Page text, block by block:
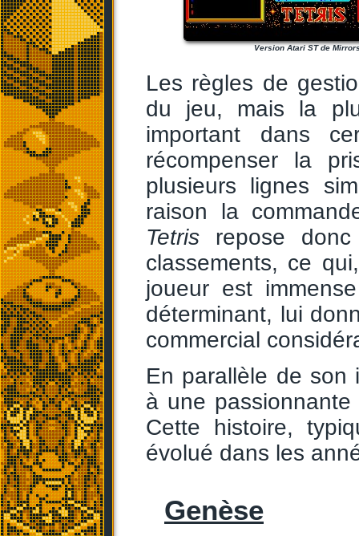
Version Atari ST de
Les règles de
du jeu, mais la
important dans
récompenser la
plusieurs lignes
raison la
Tetris repose
classements, ce
joueur est
déterminant, lui
commercial
En parallèle de
à une
Cette histoire,
évolué dans les
Genèse